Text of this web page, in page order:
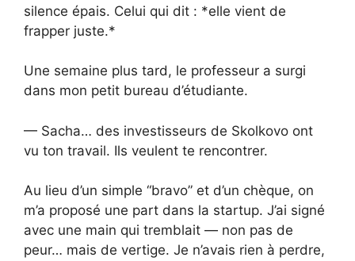
silence épais. Celui qui dit : *elle vient de
frapper juste.*
Une semaine plus tard, le professeur a surgi
dans mon petit bureau d’étudiante.
— Sacha… des investisseurs de Skolkovo ont
vu ton travail. Ils veulent te rencontrer.
Au lieu d’un simple “bravo” et d’un chèque, on
m’a proposé une part dans la startup. J’ai signé
avec une main qui tremblait — non pas de
peur… mais de vertige. Je n’avais rien à perdre,